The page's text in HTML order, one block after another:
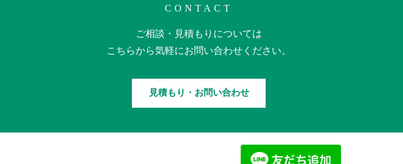
CONTACT
ご相談・見積もりについては
こちらから気軽にお問い合わせください。
見積もり・お問い合わせ